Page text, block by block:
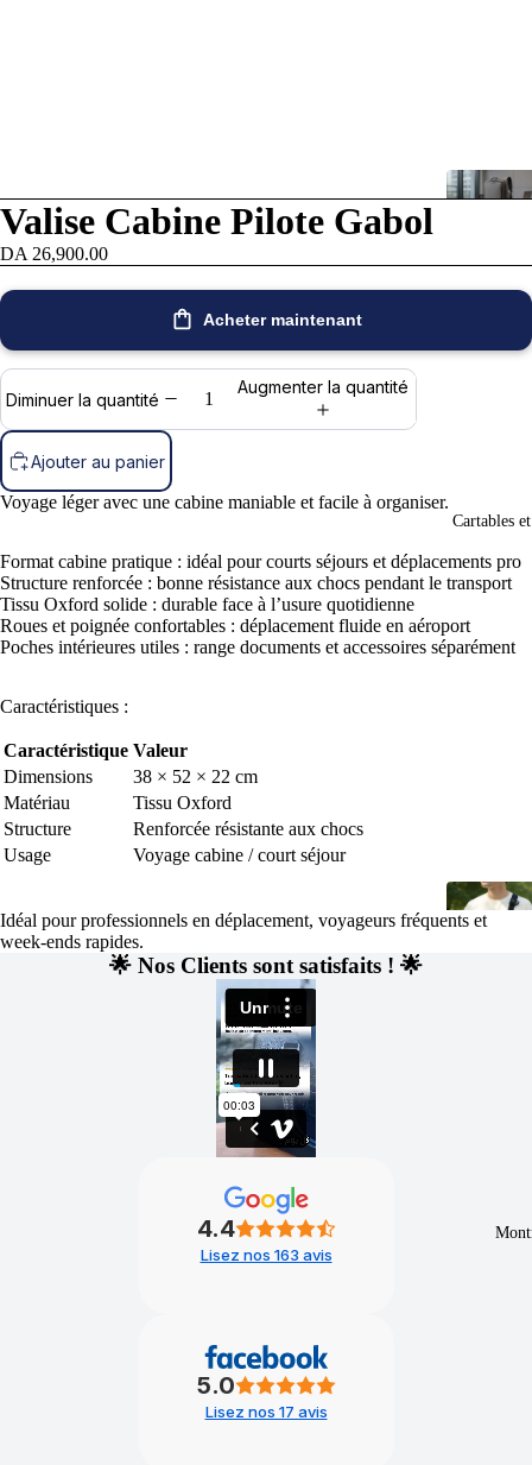
Cartables
Valise Cabine Pilote Gabol
DA 26,900.00
Acheter maintenant
Diminuer la quantité
Augmenter la quantité
Ajouter au panier
Voyage léger avec une cabine maniable et facile à organiser.
Format cabine pratique : idéal pour courts séjours et déplacements pro
Structure renforcée : bonne résistance aux chocs pendant le transport
Tissu Oxford solide : durable face à l’usure quotidienne
Roues et poignée confortables : déplacement fluide en aéroport
Poches intérieures utiles : range documents et accessoires séparément
Caractéristiques :
Caractéristique Valeur
Dimensions
38 × 52 × 22 cm
Matériau
Tissu Oxford
Structure
Renforcée résistante aux chocs
Usage
Voyage cabine / court séjour
Idéal pour professionnels en déplacement, voyageurs fréquents et
week-ends rapides.
🌟 Nos Clients sont satisfaits ! 🌟
4.4
Lisez nos 163 avis
5.0
Lisez nos 17 avis